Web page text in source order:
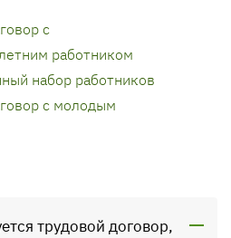
с
работником
набор работников
с молодым
трудовой договор,